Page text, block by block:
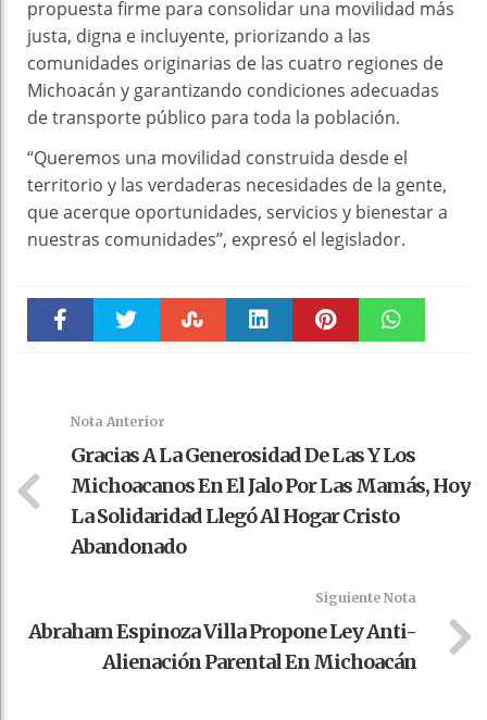
propuesta firme para consolidar una movilidad más
justa, digna e incluyente, priorizando a las
comunidades originarias de las cuatro regiones de
Michoacán y garantizando condiciones adecuadas
de transporte público para toda la población.
“Queremos una movilidad construida desde el
territorio y las verdaderas necesidades de la gente,
que acerque oportunidades, servicios y bienestar a
nuestras comunidades”, expresó el legislador.
Nota Anterior
Gracias A La Generosidad De Las Y Los
Michoacanos En El Jalo Por Las Mamás, Hoy
La Solidaridad Llegó Al Hogar Cristo
Abandonado
Siguiente Nota
Abraham Espinoza Villa Propone Ley Anti-
Alienación Parental En Michoacán